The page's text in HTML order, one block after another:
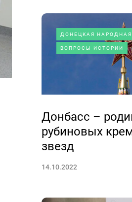
ДОНЕЦКАЯ НАРОДНАЯ
ВОПРОСЫ ИСТОРИИ
Донбасс –
рубиновых
звезд
14.10.2022